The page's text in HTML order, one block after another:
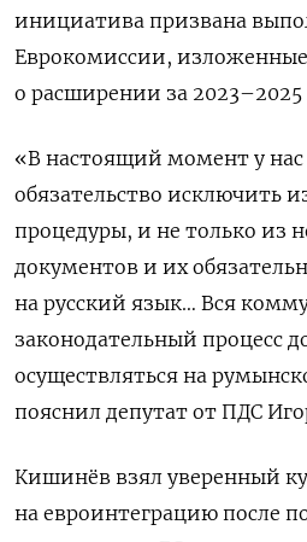
инициатива призвана
Еврокомиссии, изложенные
о расширении за 2023–2025
«В настоящий момент у нас
обязательство исключить
процедуры, и не только из
документов и их
на русский язык… Вся
законодательный процесс
осуществляться на
пояснил депутат от ПДС
Кишинёв взял уверенный
на евроинтеграцию после